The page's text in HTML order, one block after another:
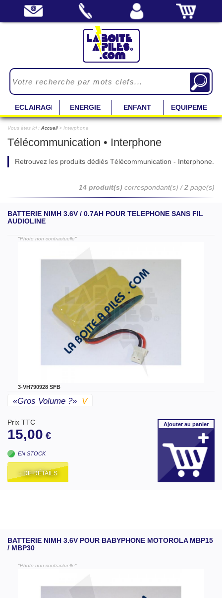
ECLAIRAGE ENERGIE ENFANT EQUIPEMENT
Vous êtes ici : Accueil> Interphone
Télécommunication • Interphone
Retrouvez les produits dédiés Télécommunication - Interphone.
14 produit(s) correspondant(s) /2 page(s)
BATTERIE NIMH 3.6V / 0.7AH POUR TELEPHONE SANS FIL
AUDIOLINE
"Photo non contractuelle"
3-VH790928 SFB
«gros Volume ?» V
Prix TTC
15,00 €
EN STOCK
+ DE DÉTAILS
Ajouterau panier
BATTERIE NIMH 3.6V POUR BABYPHONE MOTOROLA MBP15
/ MBP30
"Photo non contractuelle"